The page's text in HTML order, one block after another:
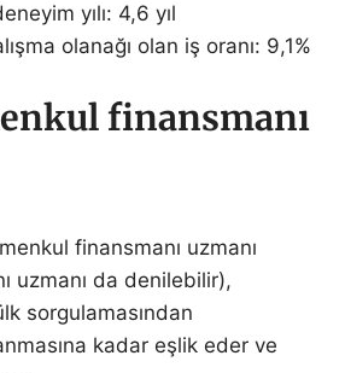
yılı: 4,6 yıl
olanağı olan iş oranı: 9,1%
finansmanı
finansmanı uzmanı
uzmanı da denilebilir),
sorgulamasından
kadar eşlik eder ve